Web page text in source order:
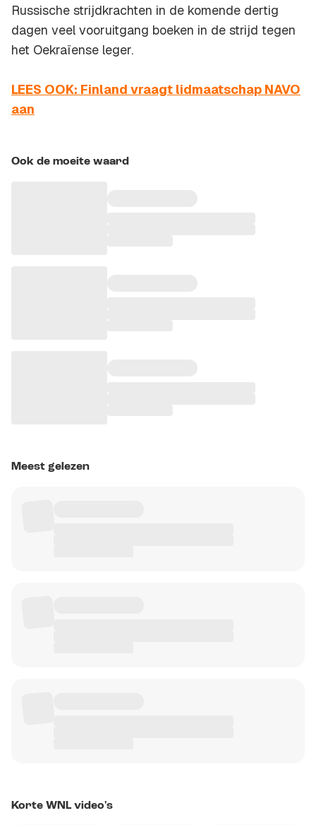
Russische strijdkrachten in de komende dertig
dagen veel vooruitgang boeken in de strijd tegen
het Oekraïense leger.
LEES OOK: Finland vraagt lidmaatschap NAVO
aan
Ook de moeite waard
Meest gelezen
Korte WNL video's